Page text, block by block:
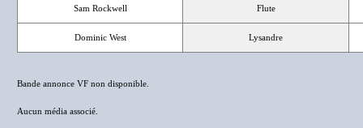
Sam Rockwell Flute
Dominic West Lysandre
Bande annonce VF non disponible.
Aucun média associé.